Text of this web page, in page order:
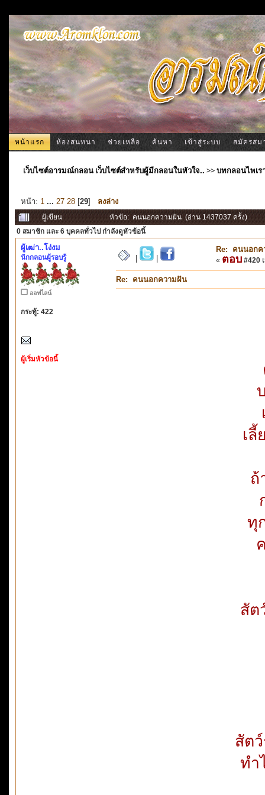
หน้าแรก ห้องสนทนา ช่วยเหลือ ค้นหา เข้าสู่ระบบ สมัครสม
เว็บไซต์อารมณ์กลอน เว็บไซต์สำหรับผู้มีกลอนในหัวใจ.. >>บทกลอนไพเร
หน้า: 1 ... 27 28 [29] ลงล่าง
ผู้เขียน
หัวข้อ: คนนอกความฝัน (อ่าน 1437037 ครั้ง)
0 สมาชิก และ 6 บุคคลทั่วไป กำลังดูหัวข้อนี้
ผู้เฒ่า..โง่งม
นักกลอนผู้รอบรู้
ออฟไลน์
กระทู้: 422
ผู้เริ่มหัวข้อนี้
Re: คนนอกค
« ตอบ #420
Re: คนนอกความฝัน
เ
ถ้
ทุ
สัต
สัต
ทำ